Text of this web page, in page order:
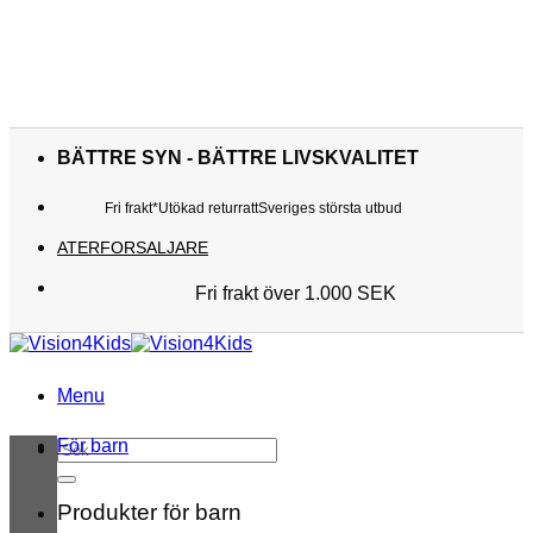
BÄTTRE SYN - BÄTTRE LIVSKVALITET
Fri frakt*Utökad returrattSveriges största utbud
ATERFORSALJARE
Fri frakt över 1.000 SEK
Kunderna älskar oss
Utökad returratt
Sveriges största utbud
Menu
Sök
efter:
För barn
Produkter för barn